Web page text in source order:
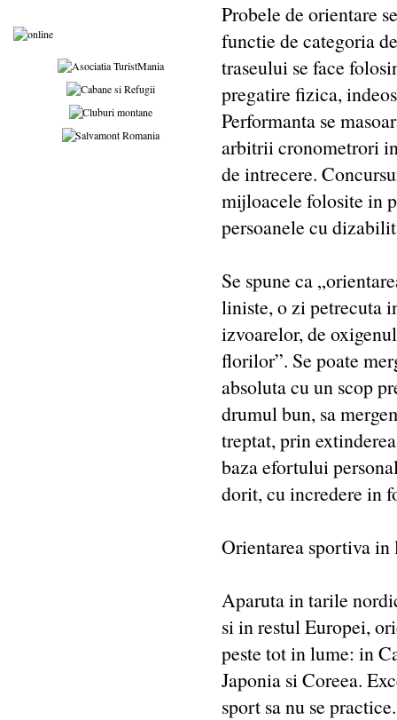
Probele de orientare
functie de categoria
traseului se face
pregatire fizica,
Performanta se
arbitrii cronometrori
de intrecere.
mijloacele folosite in
persoanele cu
Se spune ca
liniste, o zi petrecuta
izvoarelor, de
florilor”. Se poate
absoluta cu un scop
drumul bun, sa
treptat, prin
baza efortului
dorit, cu incredere in
Orientarea sportiva in
Aparuta in tarile
si in restul Europei,
peste tot in lume: in
Japonia si Coreea.
sport sa nu se practice.